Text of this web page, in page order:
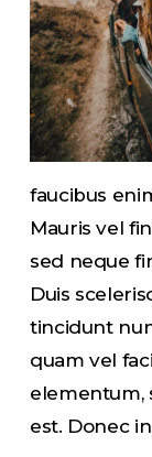
faucibus
Mauris vel
sed neque
Duis
tincidunt
quam vel
elementum,
est. Donec